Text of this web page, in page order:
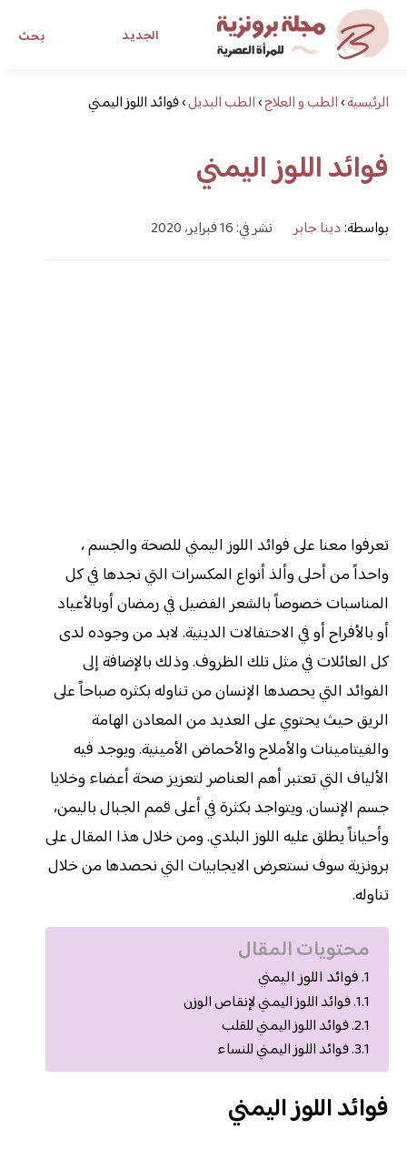
بحث الجديد
مجلة برونزية للفتاة العصرية
ابحث عن أي موضوع يهمك
الرئيسية›الطب و العلاج›الطب البديل›فوائد اللوز اليمني
فوائد اللوز اليمني
بواسطة:دينا جابر نشر في: 16 فبراير، 2020
تعرفوا معنا على فوائد اللوز اليمني للصحة والجسم ،
واحداً من أحلى وألذ أنواع المكسرات التي نجدها في كل
المناسبات خصوصاً بالشعر الفضيل في رمضان أوبالأعياد
أو بالأفراح أو في الاحتفالات الدينية. لابد من وجوده لدى
كل العائلات في مثل تلك الظروف. وذلك بالإضافة إلى
الفوائد التي يحصدها الإنسان من تناوله بكثره صباحاً على
الريق حيث يحتوي على العديد من المعادن الهامة
والفيتامينات والأملاح والأحماض الأمينية. ويوجد فيه
الألياف التي تعتبر أهم العناصر لتعزيز صحة أعضاء وخلايا
جسم الإنسان. ويتواجد بكثرة في أعلى قمم الجبال باليمن،
وأحياناً يطلق عليه اللوز البلدي. ومن خلال هذا المقال على
برونزية سوف نستعرض الايجابيات التي نحصدها من خلال
تناوله.
محتويات المقال
فوائد اللوز اليمني
فوائد اللوز اليمني لإنقاص الوزن
فوائد اللوز اليمني للقلب
فوائد اللوز اليمني للنساء
فوائد اللوز اليمني